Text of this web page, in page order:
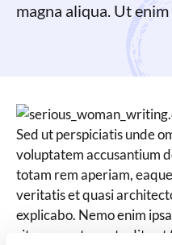
magna aliqua. Ut
Sed ut perspiciatis unde
voluptatem accusantium
totam rem aperiam,
veritatis et quasi
explicabo. Nemo enim
sit aspernatur aut odit aut